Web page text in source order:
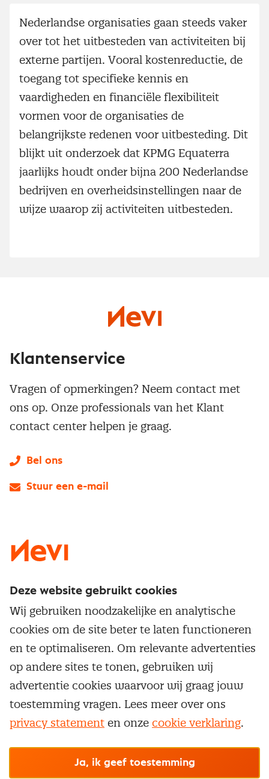
Nederlandse organisaties gaan steeds vaker
over tot het uitbesteden van activiteiten bij
externe partijen. Vooral kostenreductie, de
toegang tot specifieke kennis en
vaardigheden en financiële flexibiliteit
vormen voor de organisaties de
belangrijkste redenen voor uitbesteding. Dit
blijkt uit onderzoek dat KPMG Equaterra
jaarlijks houdt onder bijna 200 Nederlandse
bedrijven en overheidsinstellingen naar de
wijze waarop zij activiteiten uitbesteden.
Service & contact
Over inkoop
Netwerk en communities
Aanmelden nieuwsbrief
Word lid van Nevi
Inkoop vacatures
Populaire thema's
Aanbesteden
Contractmanagement
Kostenmanagement
Onderhandelen
Supply management
Opleidingen en trainingen
Trainingen
Opleidingen
Maatwerk
Vrijstellingen
Klantenservice
Vragen of opmerkingen? Neem contact met
ons op. Onze professionals van het Klant
contact center helpen je graag.
Bel ons
Stuur een e-mail
Cookievoorkeuren beherenOnzealgemene
© Nevi.nl
Deze website gebruikt cookies
Wij gebruiken noodzakelijke en analytische
cookies om de site beter te laten functioneren
en te optimaliseren. Om relevante advertenties
op andere sites te tonen, gebruiken wij
advertentie cookies waarvoor wij graag jouw
toestemming vragen. Lees meer over ons
privacy statement en onze cookie verklaring.
Ja, ik geef toestemming